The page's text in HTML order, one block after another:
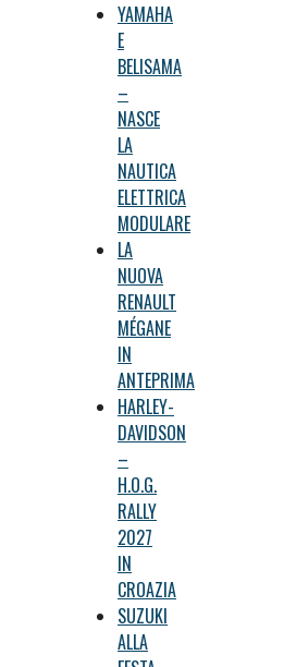
YAMAHA
E
BELISAMA
–
NASCE
LA
NAUTICA
ELETTRICA
MODULARE
LA
NUOVA
RENAULT
MÉGANE
IN
ANTEPRIMA
HARLEY-
DAVIDSON
–
H.O.G.
RALLY
2027
IN
CROAZIA
SUZUKI
ALLA